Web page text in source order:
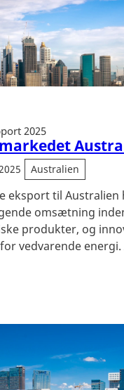
2025
Australien
eksport til
omsætning
produkter, og
vedvarende